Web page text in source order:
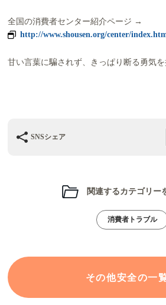
全国の消費者センター紹介ページ →
http://www.shousen.org/center/
甘い言葉に騙されず、きっぱり断る勇気を
SNSシェア
関連するカテゴリー
消費者トラブル
その他安全の一